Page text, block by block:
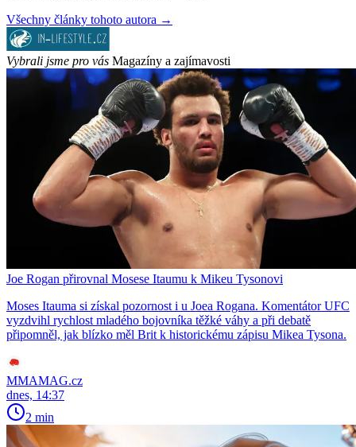
Všechny články tohoto autora →
Vybrali jsme pro vás Magazíny a zajímavosti
Joe Rogan přirovnal Mosese Itaumu k Mikeu Tysonovi
Moses Itauma si získal pozornost i u Joea Rogana. Komentátor UFC
vyzdvihl rychlost mladého bojovníka těžké váhy a při debatě
připomněl, jak blízko měl Brit k historickému zápisu Mikea Tysona.
MMAMAG.cz
dnes, 14:37
2 min